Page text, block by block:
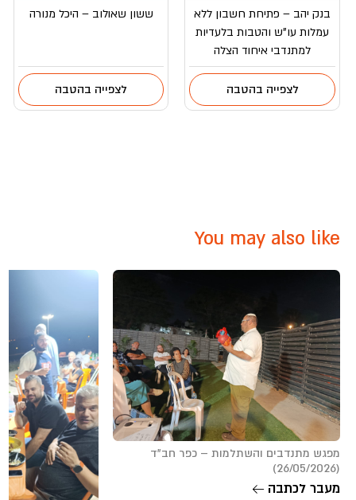
בנק יהב – פתיחת חשבון ללא
עמלות עו”ש והטבות בלעדיות
למתנדבי איחוד הצלה
לצפייה בהטבה
ששון שאולוב – היכל מנורה
לצפייה בהטבה
You may also like
מפגש מתנדבים והשתלמות – כפר חב”ד
(26/05/2026)
מעבר לכתבה